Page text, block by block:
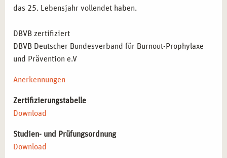
das 25. Lebensjahr vollendet haben.
DBVB zertifiziert
DBVB Deutscher Bundesverband für Burnout-Prophylaxe
und Prävention e.V
Anerkennungen
Zertifizierungstabelle
Download
Studien- und Prüfungsordnung
Download